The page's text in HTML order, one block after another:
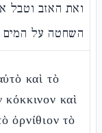
ואת האזב וטבל
השחטה על המים
καὶ τὸ
καὶ
ὀρνίθιον τὸ